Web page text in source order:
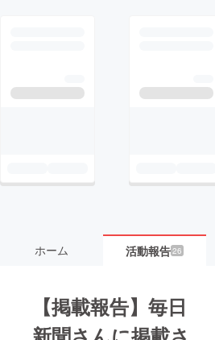
ホーム 活動報告26
【掲載報告】毎日